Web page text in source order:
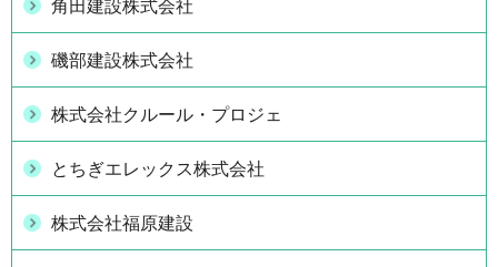
角田建設株式会社
磯部建設株式会社
株式会社クルール・プロジェ
とちぎエレックス株式会社
株式会社福原建設